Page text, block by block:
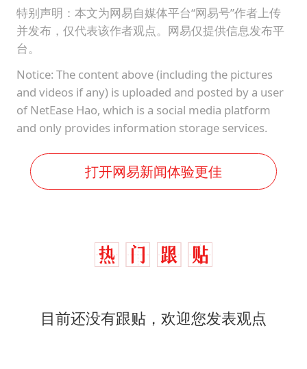
特别声明：本文为网易自媒体平台“网易号”作者上传
并发布，仅代表该作者观点。网易仅提供信息发布平
台。
Notice: The content above (including the pictures
and videos if any) is uploaded and posted by a user
of NetEase Hao, which is a social media platform
and only provides information storage services.
打开网易新闻体验更佳
目前还没有跟贴，欢迎您发表观点